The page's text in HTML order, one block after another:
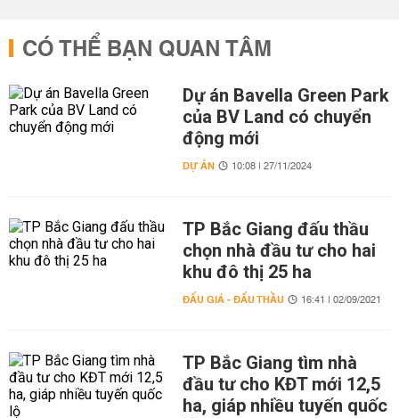
CÓ THỂ BẠN QUAN TÂM
Dự án Bavella Green Park
của BV Land có chuyển
động mới
DỰ ÁN 10:08 | 27/11/2024
TP Bắc Giang đấu thầu
chọn nhà đầu tư cho hai
khu đô thị 25 ha
ĐẤU GIÁ - ĐẤU THẦU 16:41 | 02/09/2021
TP Bắc Giang tìm nhà
đầu tư cho KĐT mới 12,5
ha, giáp nhiều tuyến quốc